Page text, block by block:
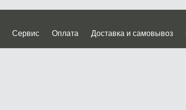
Сервис Оплата Доставка и самовывоз